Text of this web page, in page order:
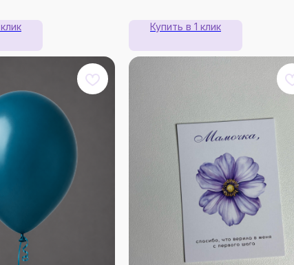
Купить в 1 клик